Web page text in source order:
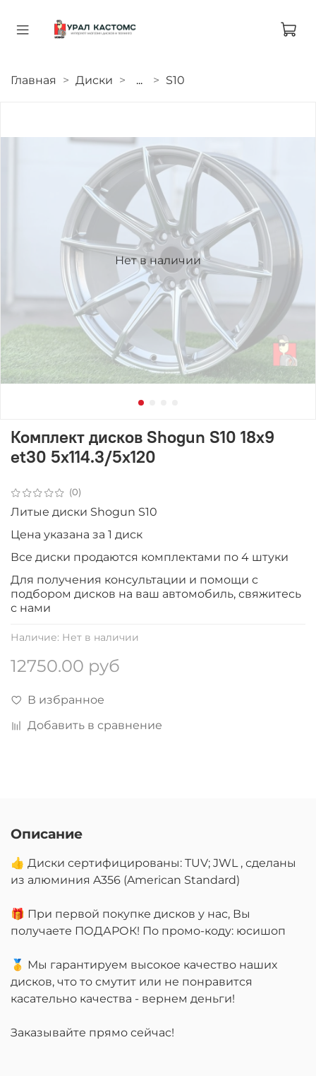
Главная Диски ... S10
Нет в наличии
(0)
Наличие: Нет в наличии
Комплект дисков Shogun S10 18x9
et30 5x114.3/5x120
12750.00 руб
В избранное
Добавить в сравнение
Литые диски Shogun S10
Цена указана за 1 диск
Все диски продаютcя комплектами по 4 штуки
Для получения консультации и помощи с
подбором дисков на ваш автомобиль, свяжитесь
с нами
Описание
👍 Диски сертифицированы: TUV; JWL , сделаны
из алюминия A356 (American Standard)
🎁 При первой покупке дисков у нас, Вы
получаете ПОДАРОК! По промо-коду: юсишоп
🥇 Мы гарантируем высокое качество наших
дисков, что то смутит или не понравится
касательно качества - вернем деньги!
Заказывайте прямо сейчас!